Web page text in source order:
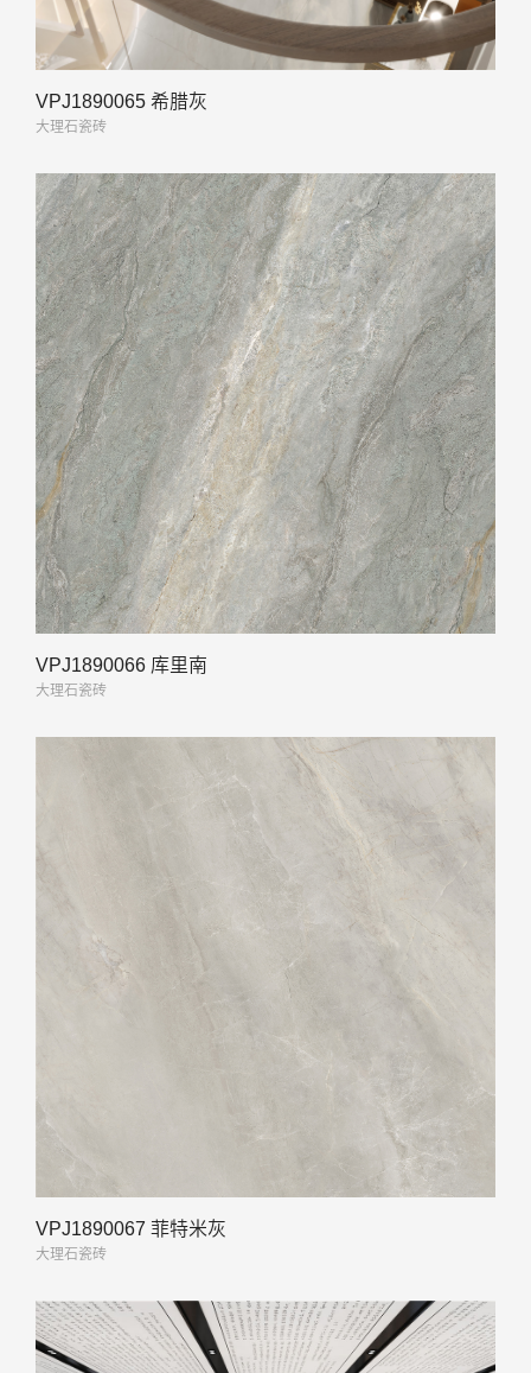
VPJ1890065 希腊灰
大理石瓷砖
VPJ1890066 库里南
大理石瓷砖
VPJ1890067 菲特米灰
大理石瓷砖